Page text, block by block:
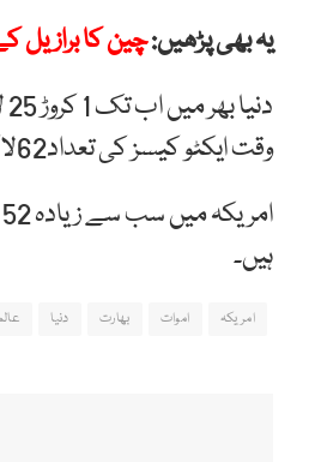
یہ بھی پڑھیں:چین کا برازیل
دنیا بھر میں اب تک 1 کروڑ 25 لاکھ سے زائد مریض کورونا کو شکست دینے میں کامیاب ہوئے ہیں۔
وقت ایکٹو کیسز کی تعداد62لاکھ کے قریب ہے۔
امریکہ میں سب سے زیادہ 52 لاکھ کے قریب کیسز رجسٹرڈ ہوئے اور
ہیں۔
امریکہ اموات بھارت دنیا